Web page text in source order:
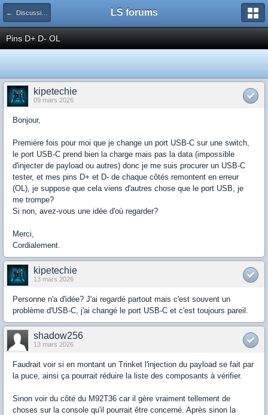
← Discussions générales (jeux, hardware...) LS forums
Pins D+ D- OL
kipetechie
09 mars 2026
Bonjour,
Première fois pour moi que je change un port USB-C sur une switch,
le port USB-C prend bien la charge mais pas la data (impossible
d'injecter de payload ou autres) donc je me suis procurer un USB-C
tester, et mes pins D+ et D- de chaque côtés remontent en erreur
(OL), je suppose que cela viens d'autres chose que le port USB, je
me trompe?
Si non, avez-vous une idée d'où regarder?
Merci,
Cordialement.
kipetechie
13 mars 2026
Personne n'a d'idée? J'ai regardé partout mais c'est souvent un
problème d'USB-C, j'ai changé le port USB-C et c'est toujours pareil.
shadow256
13 mars 2026
Faudrait voir si en montant un Trinket l'injection du payload se fait par
la puce, ainsi ça pourrait réduire la liste des composants à vérifier.
Sinon voir du côté du M92T36 car il gère vraiment tellement de
choses sur la console qu'il pourrait être concerné. Après sinon la